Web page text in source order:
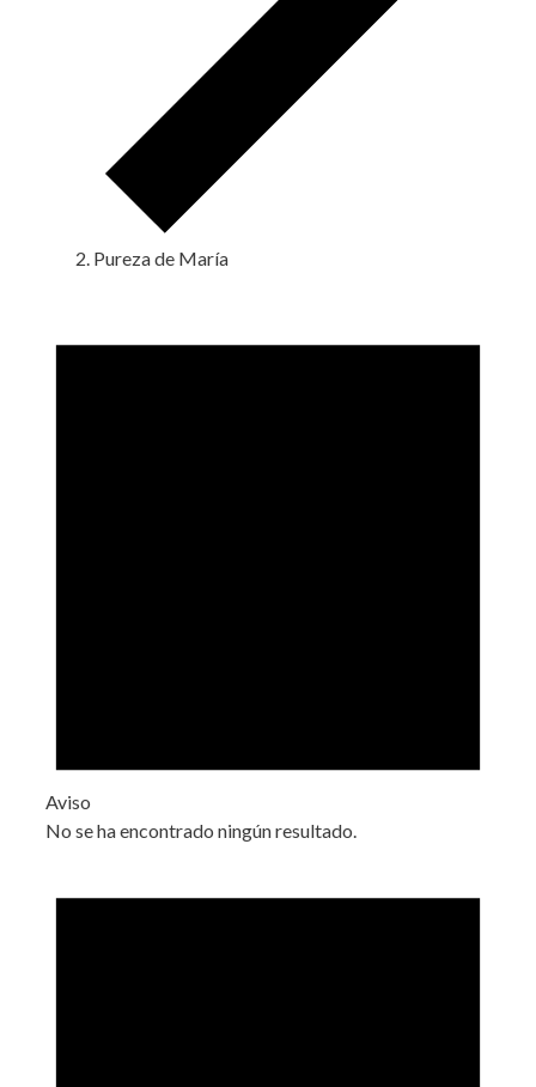
Pureza de María
Aviso
No se ha encontrado ningún resultado.